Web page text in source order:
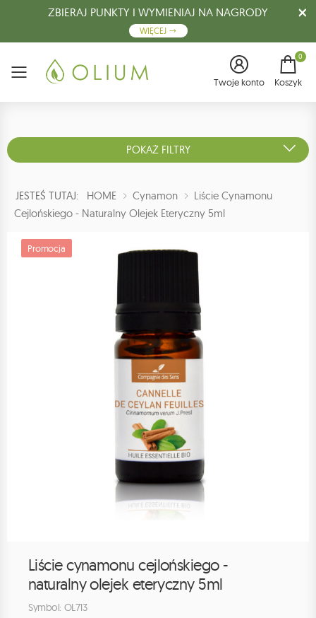
ZBIERAJ PUNKTY I WYMIENIAJ NA NAGRODY
WIĘCEJ
Menu Twoje konto
0
Koszyk
POKAŻ FILTRY
JESTEŚ TUTAJ: HOME Cynamon
Liście Cynamonu
Cejlońskiego - Naturalny Olejek Eteryczny 5ml
Promocja
Liście cynamonu cejlońskiego -
naturalny olejek eteryczny 5ml
Symbol: OL713